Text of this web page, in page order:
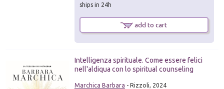
ships in 24h
add to cart
Intelligenza spirituale. Come essere felici
nell'aldiqua con lo spiritual counseling
Marchica Barbara - Rizzoli, 2024